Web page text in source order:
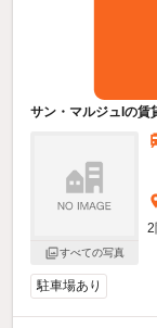
サン・マルジュIの賃
すべての写真
2
駐車場あり